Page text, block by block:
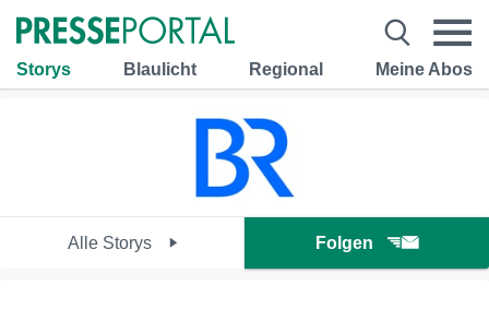
Storys Blaulicht Regional Meine Abos
Alle Storys Folgen